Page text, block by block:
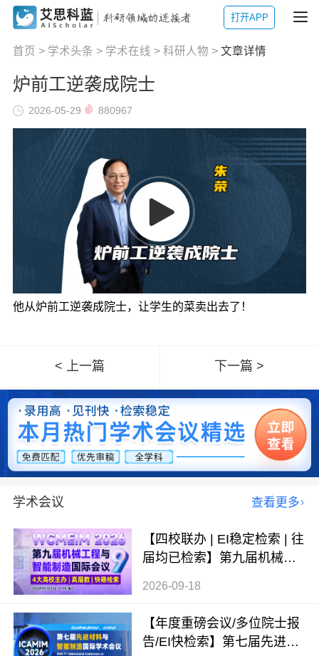
打开APP
首页 > 学术头条 > 学术在线 > 科研人物 > 文章详情
炉前工逆袭成院士
2026-05-29 880967
他从炉前工逆袭成院士，让学生的菜卖出去了！
< 上一篇 下一篇 >
学术会议 查看更多
【四校联办 | EI稳定检索 | 往
届均已检索】第九届机械工
MEIM 2026）
2026-09-18
【年度重磅会议/多位院士报
告/EI快检索】第七届先进材